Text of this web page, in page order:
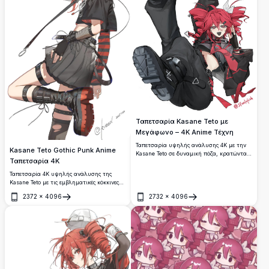
Kasane Teto Gothic Punk Anime
Ταπετσαρία 4K
Ταπετσαρία 4K υψηλής ανάλυσης της
Kasane Teto με τις εμβληματικές κόκκινες
με καρφωτή ζώνη, ριγέ μανίκια και
2372 × 4096
Άνοιγμα
Ταπετσαρία Kasane Teto με
Μεγάφωνο – 4K Anime Τέχνη
Ταπετσαρία υψηλής ανάλυσης 4K με την
Kasane Teto σε δυναμική πόζα, κρατώντας
καλλιτέχνη @sfsaltfish.
2732 × 4096
Άνοιγμα